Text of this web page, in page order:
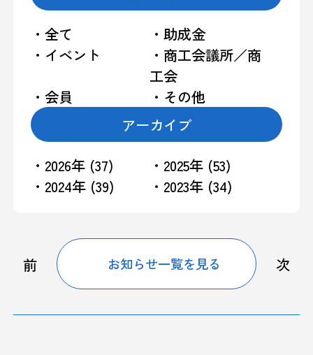
・全て
・助成金
・イベント
・商工会議所／商
工会
・会員
・その他
アーカイブ
・2026年 (37)
・2025年 (53)
・2024年 (39)
・2023年 (34)
前 お知らせ一覧を見る 次